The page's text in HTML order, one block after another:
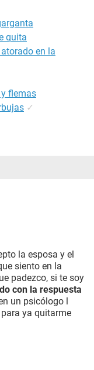
mirar x como me
garganta he
quita
en la
flemas
✓
la esposa y el
siento en la
padezco, si te soy
con la respuesta
un psicólogo l
ya quitarme